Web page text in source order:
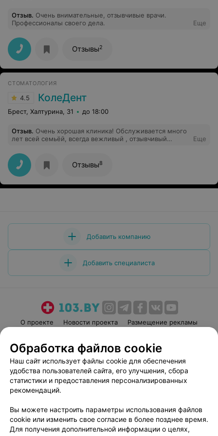
немалые деньги! Администратор там неприятная,
грубая женщина, ни разу не видела чтобы она
рассчитывает и просит сходить разменять купюры. В
стоматологии "Дантист" разочарована и не советую
никому.
Отзыв. Очень внимательные, отзывчивые врачи.
Профессионалы своего дела.
Еще
Отзывы2
СТОМАТОЛОГИЯ
4.5 КолеДент
Брест, Халтурина, 31 до 18:00
Отзыв. Очень хорошая клиника! Обслуживается много
лет всей семьёй, всегда вежливый , отзывчивый
качественная работа!
Еще
Отзывы8
Добавить компанию
Добавить специалиста
О проекте Новости проекта
Размещение рекламы
Пользовательское соглашение
Способы оплаты
Вакансии
Партнеры
Написать руководителю 103.by
Обработка персональных данных
Обработка файлов cookie
Наш сайт использует файлы cookie для обеспечения
удобства пользователей сайта, его улучшения, сбора
статистики и предоставления персонализированных
рекомендаций.
Вы можете настроить параметры использования файлов
cookie или изменить свое согласие в более позднее время.
Для получения дополнительной информации о целях,